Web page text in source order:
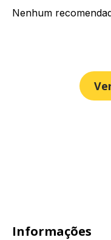
Nenhum
Informações